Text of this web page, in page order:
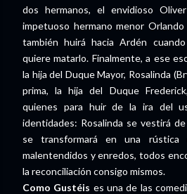
dos hermanos, el envidioso
impetuoso hermano menor
también huirá hacia Ardén
quiere matarlo. Finalmente, a ese
la hija del Duque Mayor, Rosalinda
prima, la hija del Duque
quienes para huir de la ira del
identidades: Rosalinda se vestirá
se transformará en una rústica
malentendidos y enredos, todos
la reconciliación consigo mismos.
Como Gustéis es una de las